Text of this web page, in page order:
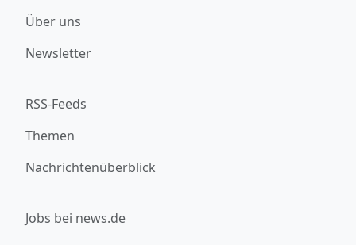
Über uns
Newsletter
RSS-Feeds
Themen
Nachrichtenüberblick
Jobs bei news.de